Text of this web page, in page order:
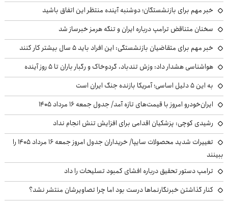
خبر مهم برای بازنشستگان؛ دوشنبه آینده منتظر این اتفاق باشید
سخنان متناقض ترامپ درباره ایران و تنگه هرمز خبرساز شد
خبر مهم برای متقاضیان بازنشستگی: این افراد باید ۵ سال بیشتر کار کنند
هواشناسی هشدار داد: وزش تندباد، گردوخاک و رگبار باران تا ۵ روز آینده
به این ۵ دلیل اساسی؛ آمریکا بازنده جنگ ایران است
ایران‌خودرو امروز با قیمت‌های تازه آمد/ جدول جمعه ۱۶ مرداد ۱۴۰۵
رشیدی کوچی: پزشکیان اقدامی برای افزایش تنش انجام نداد
تغییرات شدید محصولات سایپا/ خریداران جدول امروز جمعه ۱۶ مرداد ۱۴۰۵ را
ببینند
ترامپ دستور تحقیق درباره افشای کمبود تسلیحات را داد
کنار گذاشتن خبرنگارنماها درست بود اما چرا تصاویرشان منتشر نشد؟